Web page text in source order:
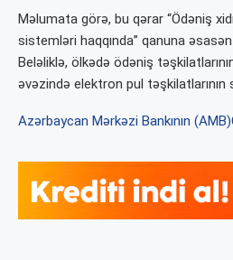
Məlumata görə, bu qərar “Ödəniş
sistemləri haqqında” qanuna
Beləliklə, ölkədə ödəniş
əvəzində elektron pul təşkilatlarının
Azərbaycan Mərkəzi Bankının (AMB)